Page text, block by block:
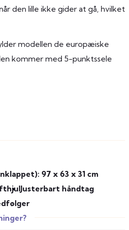
den lille ikke gider at gå, hvilket
modellen de europæiske
kommer med 5-punktssele
97 x 63 x 31 cm
Justerbart håndtag